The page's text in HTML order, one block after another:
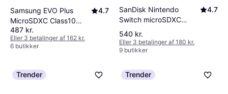
Samsung EVO Plus
MicroSDXC Class10
UHS-I U3 A2 V30
160/120MB/s 256GB
+SD adapter
4.7
487 kr.
Eller 3 betalinger af 162 kr.
6 butikker
SanDisk Nintendo
Switch microSDXC
Class 10 UHS-I U3 V30
100/90MB/s 256GB
4.7
540 kr.
Eller 3 betalinger af 180 kr.
9 butikker
Trender Trender